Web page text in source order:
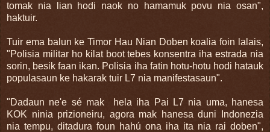
tomak nia lian hodi naok no hamamuk povu nia osan",
haktuir.
Tuir ema balun ke Timor Hau Nian Doben koalia foin lalais,
"Polisia militar ho kilat boot tebes konsentra iha estrada nia
sorin, besik faan ikan. Polisia iha fatin hotu-hotu hodi hatauk
populasaun ke hakarak tuir L7 nia manifestasaun".
"Dadaun ne'e sé mak hela iha Pai L7 nia uma, hanesa
KOK ninia prizioneiru, agora mak hanesa duni Indonezia
nia tempu, ditadura foun hahú ona iha ita nia rai doben",